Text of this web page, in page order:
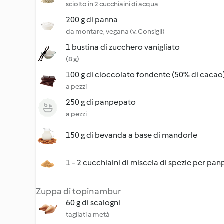
sciolto in 2 cucchiaini di acqua
200 g di panna
da montare, vegana (v. Consigli)
1 bustina di zucchero vanigliato
(8 g)
100 g di cioccolato fondente (50% di
a pezzi
250 g di panpepato
a pezzi
150 g di bevanda a base di mandorle
1 - 2 cucchiaini di miscela di spezie per
Zuppa di topinambur
60 g di scalogni
tagliati a metà